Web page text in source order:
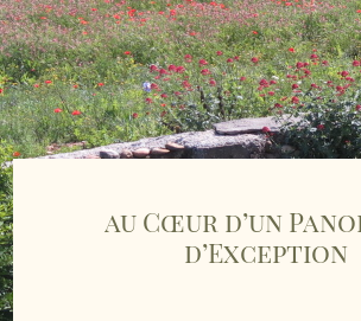
au Cœur d’un
d’Exception